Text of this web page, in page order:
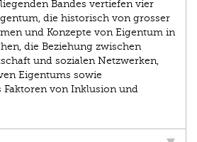
Bandes vertiefen vier
die historisch von grosser
und Konzepte von Eigentum in
die Beziehung zwischen
und sozialen Netzwerken,
Eigentums sowie
Faktoren von Inklusion und